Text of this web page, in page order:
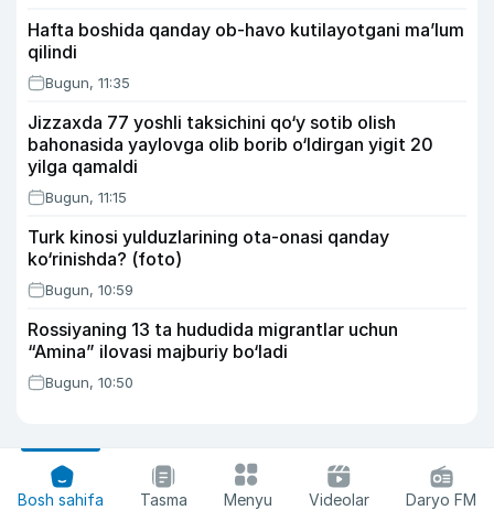
Hafta boshida qanday ob-havo kutilayotgani ma’lum
qilindi
Bugun, 11:35
Jizzaxda 77 yoshli taksichini qo‘y sotib olish
bahonasida yaylovga olib borib o‘ldirgan yigit 20
yilga qamaldi
Bugun, 11:15
Turk kinosi yulduzlarining ota-onasi qanday
ko‘rinishda? (foto)
Bugun, 10:59
Rossiyaning 13 ta hududida migrantlar uchun
“Amina” ilovasi majburiy bo‘ladi
Bugun, 10:50
Bosh sahifa Tasma Menyu Videolar Daryo FM